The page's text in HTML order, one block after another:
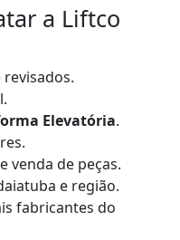
a Liftco
Elevatória.
venda de peças.
e região.
fabricantes do